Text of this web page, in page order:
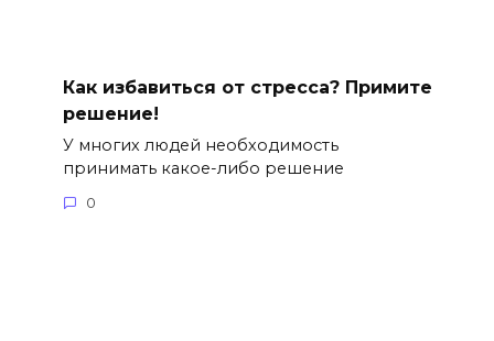
Как избавиться от стресса? Примите
решение!
У многих людей необходимость
принимать какое-либо решение
0